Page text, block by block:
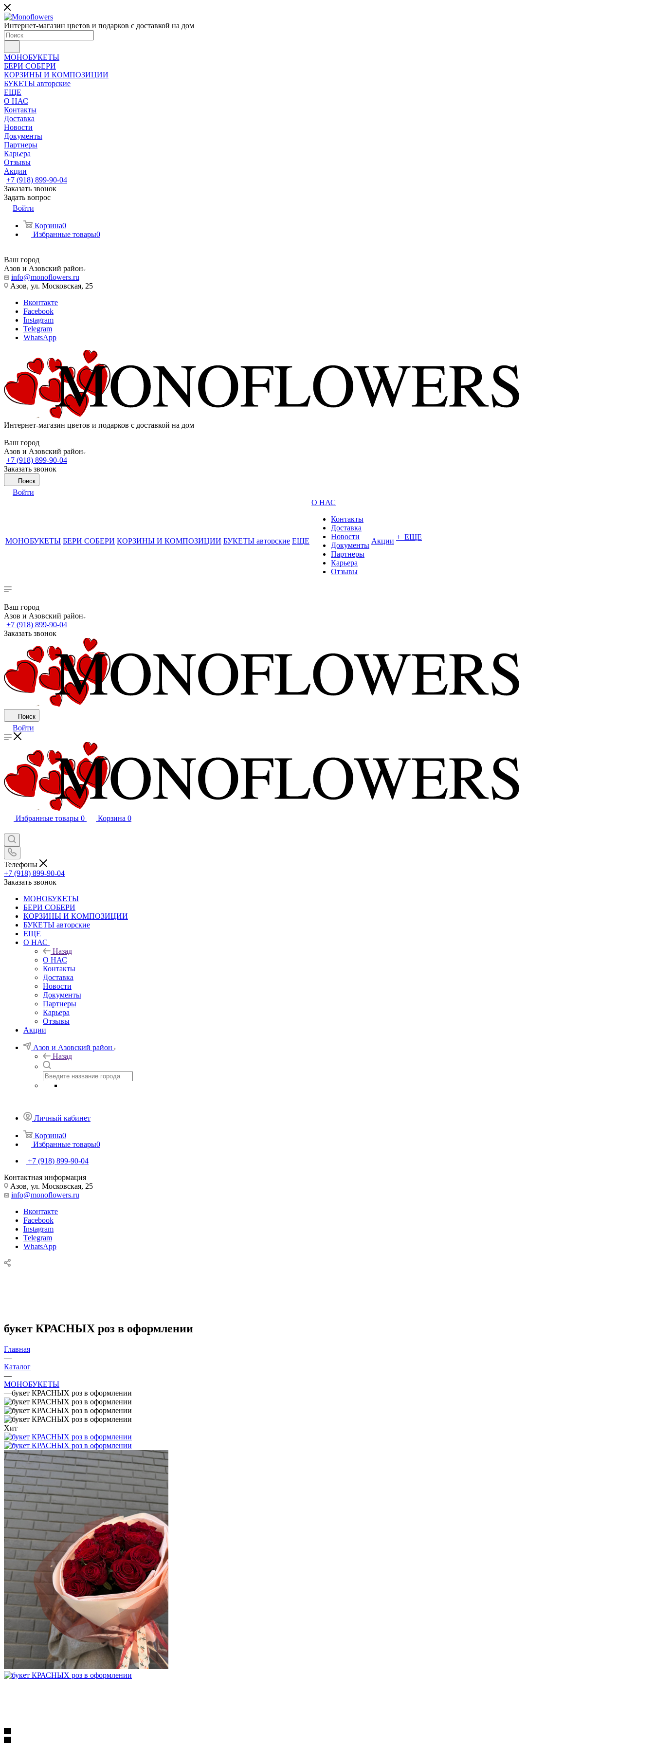
Интернет-магазин цветов и подарков с доставкой на дом
МОНОБУКЕТЫ
БЕРИ СОБЕРИ
КОРЗИНЫ И КОМПОЗИЦИИ
БУКЕТЫ авторские
ЕЩЕ
О НАС
Контакты
Доставка
Новости
Документы
Партнеры
Карьера
Отзывы
Акции
+7 (918) 899-90-04
Заказать звонок
Задать вопрос
Войти
Корзина0
Избранные товары0
Ваш город
Азов и Азовский район
info@monoflowers.ru
Азов, ул. Московская, 25
Вконтакте
Facebook
Instagram
Telegram
WhatsApp
Интернет-магазин цветов и подарков с доставкой на дом
Ваш город
Азов и Азовский район
+7 (918) 899-90-04
Заказать звонок
Поиск
Войти
МОНОБУКЕТЫ БЕРИ СОБЕРИ КОРЗИНЫ И КОМПОЗИЦИИ БУКЕТЫ авторские ЕЩЕ
О НАС
Контакты
Доставка
Новости
Документы
Партнеры
Карьера
Отзывы
Акции + ЕЩЕ
Ваш город
Азов и Азовский район
+7 (918) 899-90-04
Заказать звонок
Поиск
Войти
Избранные товары 0 Корзина 0
Телефоны
+7 (918) 899-90-04
Заказать звонок
МОНОБУКЕТЫ
БЕРИ СОБЕРИ
КОРЗИНЫ И КОМПОЗИЦИИ
БУКЕТЫ авторские
ЕЩЕ
О НАС
Назад
О НАС
Контакты
Доставка
Новости
Документы
Партнеры
Карьера
Отзывы
Акции
Азов и Азовский район
Назад
Личный кабинет
Корзина0
Избранные товары0
+7 (918) 899-90-04
Контактная информация
Азов, ул. Московская, 25
info@monoflowers.ru
Вконтакте
Facebook
Instagram
Telegram
WhatsApp
букет КРАСНЫХ роз в оформлении
Главная
—
Каталог
—
МОНОБУКЕТЫ
—букет КРАСНЫХ роз в оформлении
Хит